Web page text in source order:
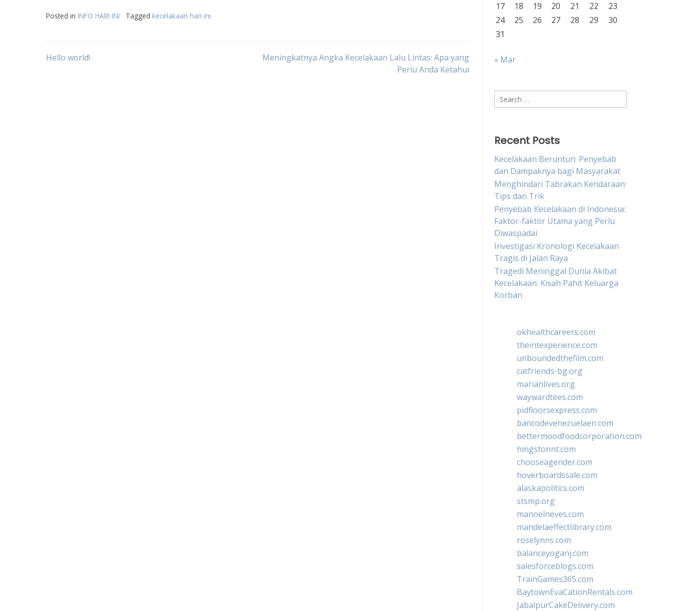
Posted in INFO HARI INI Tagged kecelakaan hari ini
Post
Hello world!
Meningkatnya Angka Kecelakaan Lalu Lintas: Apa yang
Perlu Anda Ketahui
17
18 19 20 21 22
23
24
25 26 27 28 29
30
31
« Mar
Search
for:
Recent Posts
Kecelakaan Beruntun: Penyebab
dan Dampaknya bagi Masyarakat
Menghindari Tabrakan Kendaraan:
Tips dan Trik
Penyebab Kecelakaan di Indonesia:
Faktor-faktor Utama yang Perlu
Diwaspadai
Investigasi Kronologi Kecelakaan
Tragis di Jalan Raya
Tragedi Meninggal Dunia Akibat
Kecelakaan: Kisah Pahit Keluarga
Korban
okhealthcareers.com
theintexperience.com
unboundedthefilm.com
catfriends-bg.org
marianlives.org
waywardtees.com
pidfloorsexpress.com
bancodevenezuelaen.com
bettermoodfoodcorporation.com
hingstonnt.com
chooseagender.com
hoverboardssale.com
alaskapolitics.com
stsmp.org
manoelneves.com
mandelaeffectlibrary.com
roselynns.com
balanceyoganj.com
salesforceblogs.com
TrainGames365.com
BaytownEvaCationRentals.com
JabalpurCakeDelivery.com